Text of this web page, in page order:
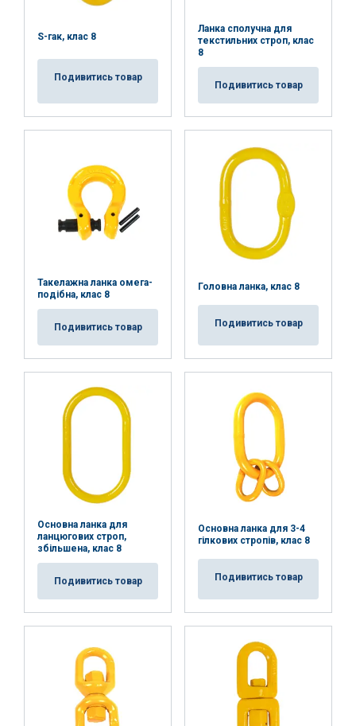
S-гак, клас 8
Подивитись товар
Ланка сполучна для
текстильних строп, клас
8
Подивитись товар
Такелажна ланка омега-
подібна, клас 8
Подивитись товар
Головна ланка, клас 8
Подивитись товар
Основна ланка для
ланцюгових строп,
збільшена, клас 8
Подивитись товар
Основна ланка для 3-4
гілкових стропів, клас 8
Подивитись товар
Funkcjonalność Niesklasyfikowane
AKCEPTUJ WSZYSTKIE
ODRZUĆ WSZYSTKIE
POKAŻ SZCZEGÓŁY